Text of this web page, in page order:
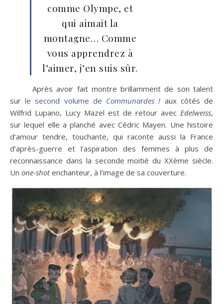
comme Olympe, et
qui aimait la
montagne… Comme
vous apprendrez à
l’aimer, j’en suis sûr.
Après avoir fait montre brillamment de son talent
surle second volume de Communardes ! aux côtés de
Wilfrid Lupano, Lucy Mazel est de retour avec Edelweiss,
sur lequel elle a planché avec Cédric Mayen. Une histoire
d’amour tendre, touchante, qui raconte aussi la France
d’après-guerre et l’aspiration des femmes à plus de
reconnaissance dans la seconde moitié du XXème siècle.
Un one-shotenchanteur, à l’image de sa couverture.